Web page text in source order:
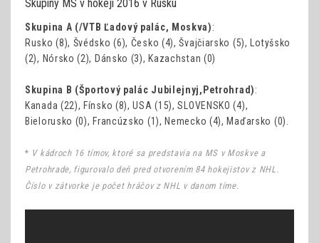
Skupiny MS v hokeji 2016 v Rusku
Skupina A (/VTB Ľadový palác, Moskva):
Rusko (8), Švédsko (6), Česko (4), Švajčiarsko (5), Lotyšsko
(2), Nórsko (2), Dánsko (3), Kazachstan (0)
Skupina B (Športový palác Jubilejnyj,Petrohrad):
Kanada (22), Fínsko (8), USA (15), SLOVENSKO (4),
Bielorusko (0), Francúzsko (1), Nemecko (4), Maďarsko (0).
* V kádroch 16 tímov, ktoré sa predstavia na MS v Moskve a
Petrohrade, figurovalo deň pred otvorením 84 hokejistov z NHL.
Číslo v zátvorke je počet hráčov z NHL v danom tíme.